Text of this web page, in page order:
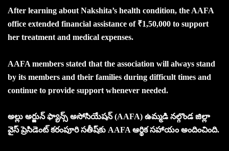
After learning about Nakshita’s health condition, the AAFA
office extended financial assistance of ₹1,50,000 to support
her treatment and medical expenses.
AAFA members stated that the association will always stand
by its members and their families during difficult times and
continue to provide support whenever needed.
అల్లు అర్జున్ ఫ్యాన్స్ అసోసియేషన్ (AAFA) ఉమ్మడి నల్గొండ జిల్లా
వైస్ ప్రెసిడెంట్ కరంపూరి సతీష్‌కు AAFA ఆర్థిక సహాయం అందించింది.